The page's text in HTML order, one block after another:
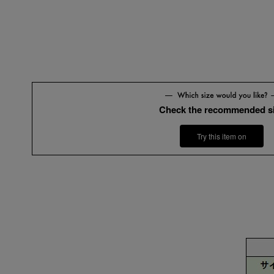
Check the recommended
Try this item on